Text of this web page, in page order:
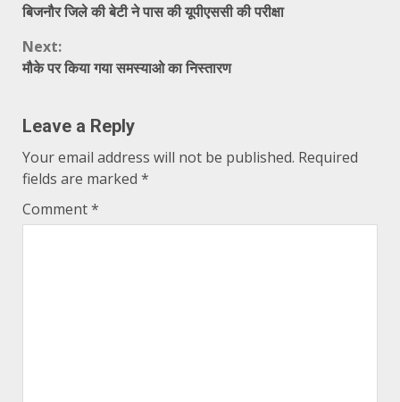
बिजनौर जिले की बेटी ने पास की यूपीएससी की परीक्षा
Next:
मौके पर किया गया समस्याओ का निस्तारण
Leave a Reply
Your email address will not be published. Required
fields are marked *
Comment*